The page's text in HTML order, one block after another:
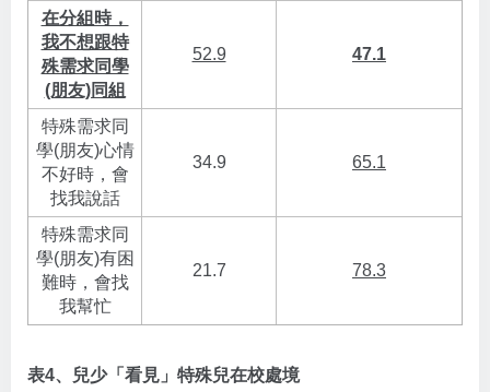
在分組時，
我不想跟特
殊需求同學
(朋友)同組
52.9 47.1
特殊需求同
學(朋友)心情
不好時，會
找我說話
34.9 65.1
特殊需求同
學(朋友)有困
難時，會找
我幫忙
21.7 78.3
表4、兒少「看見」特殊兒在校處境